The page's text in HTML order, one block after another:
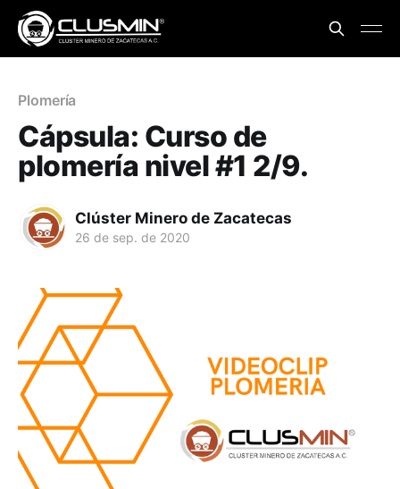
Plomería
Cápsula: Curso de
plomería nivel #1 2/9.
Clúster Minero de Zacatecas
26 de sep. de 2020